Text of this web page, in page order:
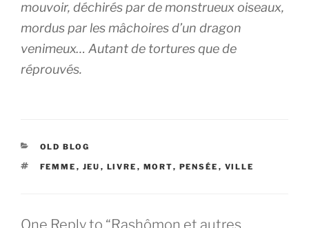
mouvoir, déchirés par de monstrueux oiseaux,
mordus par les mâchoires d’un dragon
venimeux… Autant de tortures que de
réprouvés.
CATEGORIES
OLD BLOG
TAGS
FEMME , JEU , LIVRE , MORT, PENSÉE , VILLE
One Reply to “Rashômon et autres